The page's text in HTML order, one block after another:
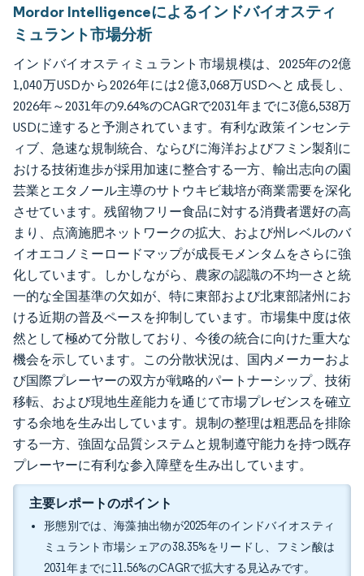
Mordor Intelligenceによるインドバイオスティ
ミュラント市場分析
インドバイオスティミュラント市場規模は、2025年の2億
1,040万USDから2026年には2億3,068万USDへと成長し、
2026年～2031年の9.64%のCAGRで2031年までに3億6,538万
USDに達すると予測されています。有利な政策インセンテ
ィブ、急速な規制統合、ならびに海洋およびフミン製剤に
おける技術進歩が採用加速に整合する一方、輸出志向の園
芸業とエタノール主導のサトウキビ栽培が商業需要を深化
させています。残留物フリー食品に対する消費者選好の高
まり、点滴施肥ネットワークの拡大、および州レベルのバ
イオエコノミーロードマップが成長モメンタムをさらに強
化しています。しかしながら、農家の認識の不均一さと統
一的な全国基準の欠如が、特に東部および北東部諸州にお
ける近期の普及ペースを抑制しています。市場集中度は依
然として極めて分散しており、今後の統合に向けた重大な
機会を示しています。この分散状況は、国内メーカーおよ
び国際プレーヤーの双方が戦略的パートナーシップ、技術
移転、および現地生産能力を通じて市場プレゼンスを確立
する余地を生み出しています。規制の整理は粗悪品を排除
する一方、強固な品質システムと規制遵守能力を持つ既存
プレーヤーに有利な参入障壁を生み出しています。
主要レポートのポイント
形態別では、海藻抽出物が2025年のインドバイオスティ
ミュラント市場シェアの38.35%をリードし、フミン酸は
2031年までに11.56%のCAGRで拡大する見込みです。